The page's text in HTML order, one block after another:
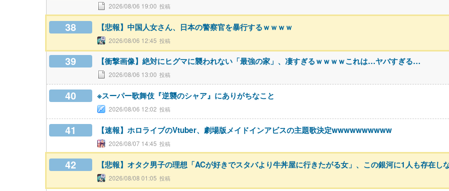
2026/08/06 19:00
38 【悲報】中国人女さん、日本の警察官を暴行するｗｗｗｗ
2026/08/06 12:45
39 【衝撃画像】絶対にヒグマに襲われない「最強の家」、凄すぎるｗｗｗｗこれは…ヤバすぎる…
2026/08/06 13:00
40 ※スーパー歌舞伎『逆襲のシャア』にありがちなこと
2026/08/06 12:02
41 【速報】ホロライブのVtuber、劇場版メイドインアビスの主題歌決定wwwwwwwwww
2026/08/07 14:45
42 【悲報】オタク男子の理想「ACが好きでスタバより牛丼屋に行きたがる女」、この銀河に1人も存在し
2026/08/08 01:05